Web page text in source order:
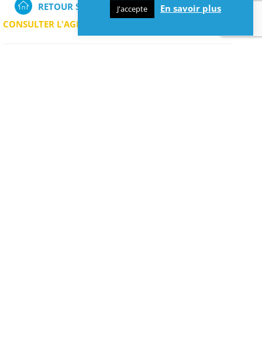
RETOUR SUR LA PAGE D'ACCUEIL
CONSULTER L'AGENDA
J'accepte En savoir plus